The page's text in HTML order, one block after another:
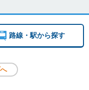
路線・駅から探す